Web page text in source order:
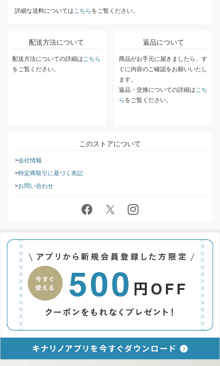
詳細な送料については こちら をご覧ください。
配送方法について
配送方法についての詳細は こちら
をご覧ください。
返品について
商品がお手元に届きましたら、す
ぐに内容のご確認をお願いいたし
ます。
返品・交換についての詳細は こち
ら をご覧ください。
このストアについて
会社情報
特定商取引に基づく表記
お問い合わせ